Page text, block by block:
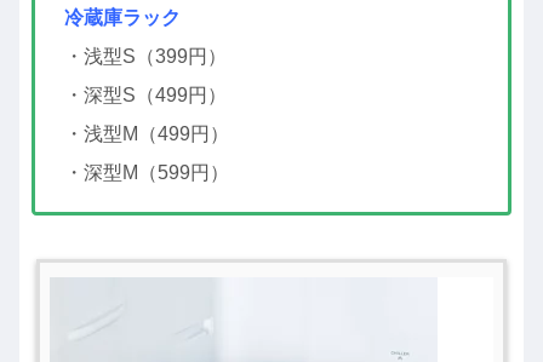
冷蔵庫ラック
・浅型S（399円）
・深型S（499円）
・浅型M（499円）
・深型M（599円）